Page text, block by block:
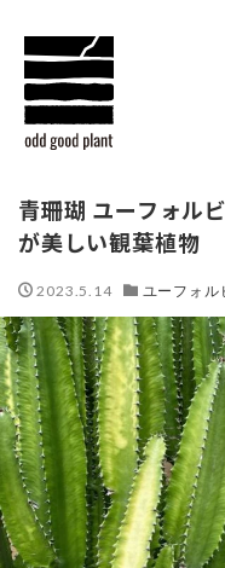
青珊瑚 ユーフォル
が美しい観葉植物
2023.5.14 ユーフォル